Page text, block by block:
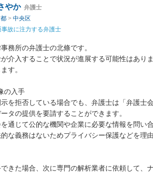
やか 弁護士
> 中央区
事故に注力する弁護士
務所の弁護士の北條です。
介入することで状況が進展する可能性はあり
す。
の入手
を拒否している場合でも、弁護士は「弁護士
タの提供を要請することができます。
通じて公的な機関や企業に必要な情報を問い
な義務はないためプライバシー保護などを理
きた場合、次に専門の解析業者に依頼して、